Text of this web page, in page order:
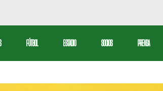
FÚTBOL ESTADIO SOCIOS PRENSA
Profesional